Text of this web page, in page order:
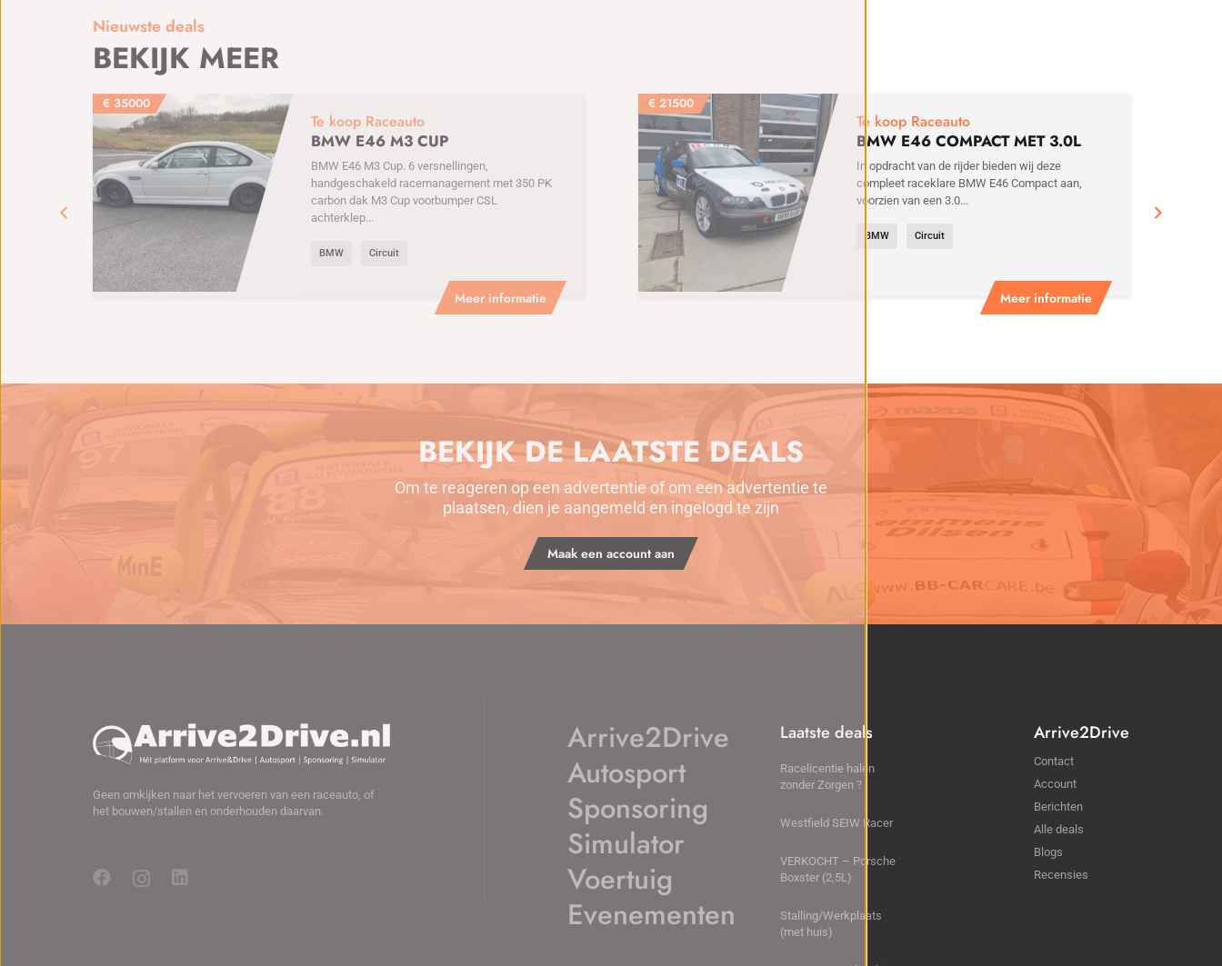
Nieuwste deals
BEKIJK MEER
€ 35000
Meer informatie
Te koop Raceauto
BMW E46 M3 CUP
BMW E46 M3 Cup. 6 versnellingen,
handgeschakeld racemanagement met 350 PK
carbon dak M3 Cup voorbumper CSL
achterklep...
BMW Circuit
€ 21500
Meer informatie
Te koop Raceauto
BMW E46 COMPACT MET 3.0L
MOTOR
In opdracht van de rijder bieden wij deze
compleet raceklare BMW E46 Compact aan,
voorzien van een 3.0...
BMW Circuit
BEKIJK DE LAATSTE DEALS
Om te reageren op een advertentie of om een advertentie te
plaatsen, dien je aangemeld en ingelogd te zijn
Maak een account aan
Geen omkijken naar het vervoeren van een raceauto, of
het bouwen/stallen en onderhouden daarvan.
Arrive2Drive
Autosport
Sponsoring
Simulator
Voertuig
Evenementen
Laatste deals
Racelicentie halen
zonder Zorgen ?
Westfield SEIW Racer
VERKOCHT – Porsche
Boxster (2,5L)
Stalling/Werkplaats
(met huis)
Arrive2Drive
Contact
Account
Berichten
Alle deals
Blogs
Recensies